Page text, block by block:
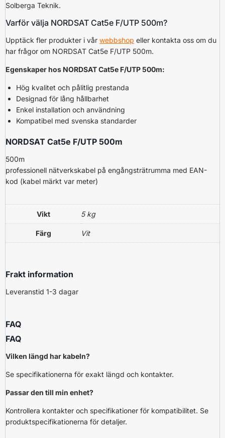
Solberga Teknik.
Varför välja NORDSAT Cat5e F/UTP 500m?
Upptäck fler produkter i vår webbshop eller kontakta oss om du
har frågor om NORDSAT Cat5e F/UTP 500m.
Egenskaper hos NORDSAT Cat5e F/UTP 500m:
Hög kvalitet och pålitlig prestanda
Designad för lång hållbarhet
Enkel installation och användning
Kompatibel med svenska standarder
NORDSAT Cat5e F/UTP 500m
500m
professionell nätverkskabel på engångsträtrumma med EAN-
kod (kabel märkt var meter)
Vikt 5 kg
Färg Vit
Frakt information
Leveranstid 1-3 dagar
FAQ
FAQ
Vilken längd har kabeln?
Se specifikationerna för exakt längd och kontakter.
Passar den till min enhet?
Kontrollera kontakter och specifikationer för kompatibilitet. Se
produktspecifikationerna för detaljer.